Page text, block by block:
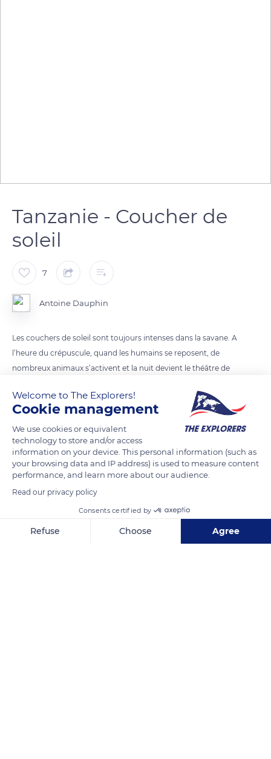
Tanzanie - Coucher de
soleil
7
Antoine Dauphin
Les couchers de soleil sont toujours intenses dans la savane. A
l’heure du crépuscule, quand les humains se reposent, de
nombreux animaux s’activent et la nuit devient le théâtre de
bruits de pas et des craquements témoignent de cette vie
secrète qui s’anime.
READ MORE TRANSLATE
Welcome to The Explorers!
Cookie management
We use cookies or equivalent
technology to store and/or access
information on your device. This personal information (such as
your browsing data and IP address) is used to measure content
performance, and learn more about our audience.
Read our privacy policy
Consents certified by
Refuse Choose Agree